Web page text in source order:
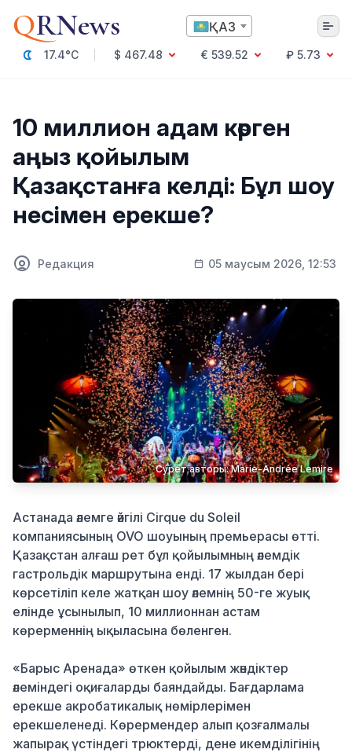
QRNews ҚАЗ
17.4°C $ 467.48 € 539.52
₽ 5.73
Мәдениет
Саясат
Технология
Экономика
Қоғам
Білім және Ғылым
Спорт
10 миллион адам көрген
аңыз қойылым
Қазақстанға келді: Бұл шоу
несімен ерекше?
Редакция 05 маусым 2026, 12:53
Сурет авторы: Marie-Andrée Lemire
Астанада әлемге әйгілі Cirque du Soleil
компаниясының OVO шоуының премьерасы өтті.
Қазақстан алғаш рет бұл қойылымның әлемдік
гастрольдік маршрутына енді. 17 жылдан бері
көрсетіліп келе жатқан шоу әлемнің 50-ге жуық
елінде ұсынылып, 10 миллионнан астам
көрерменнің ықыласына бөленген.
«Барыс Аренада» өткен қойылым жәндіктер
әлеміндегі оқиғаларды баяндайды. Бағдарлама
ерекше акробатикалық нөмірлерімен
ерекшеленеді. Көрермендер алып қозғалмалы
жапырақ үстіндегі трюктерді, дене икемділігінің